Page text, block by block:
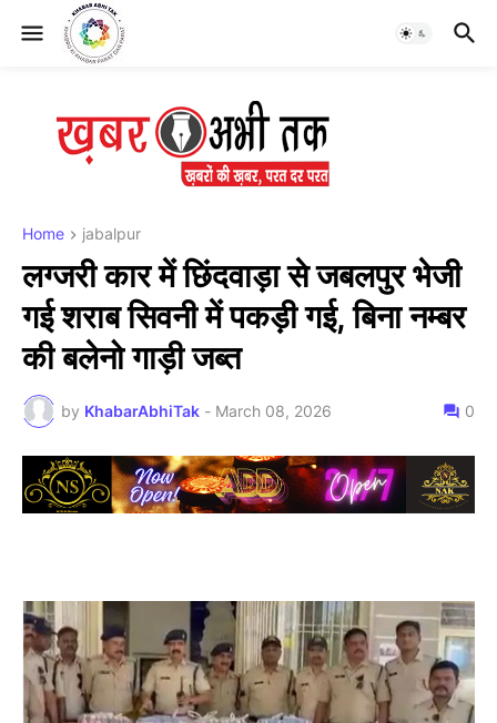
Home jabalpur
लग्जरी कार में छिंदवाड़ा से जबलपुर भेजी
गई शराब सिवनी में पकड़ी गई, बिना नम्बर
की बलेनो गाड़ी जब्त
by KhabarAbhiTak - March 08, 2026 0